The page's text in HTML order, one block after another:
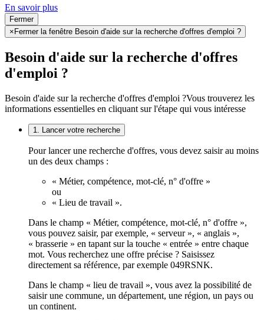
En savoir plus
Fermer
× Fermer la fenêtre Besoin d'aide sur la recherche d'offres d'emploi ?
Besoin d'aide sur la recherche d'offres
d'emploi ?
Besoin d'aide sur la recherche d'offres d'emploi ?Vous trouverez les
informations essentielles en cliquant sur l'étape qui vous intéresse
1. Lancer votre recherche
Pour lancer une recherche d'offres, vous devez saisir au moins
un des deux champs :
« Métier, compétence, mot-clé, n° d'offre »
ou
« Lieu de travail ».
Dans le champ « Métier, compétence, mot-clé, n° d'offre »,
vous pouvez saisir, par exemple, « serveur », « anglais »,
« brasserie » en tapant sur la touche « entrée » entre chaque
mot. Vous recherchez une offre précise ? Saisissez
directement sa référence, par exemple 049RSNK.
Dans le champ « lieu de travail », vous avez la possibilité de
saisir une commune, un département, une région, un pays ou
un continent.